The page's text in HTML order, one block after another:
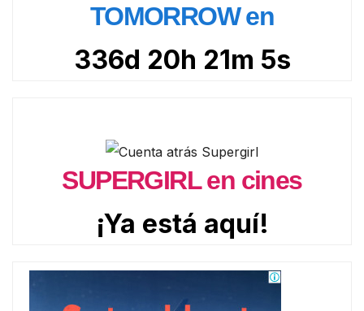
TOMORROW en
336d 20h 21m 4s
SUPERGIRL en cines
¡Ya está aquí!